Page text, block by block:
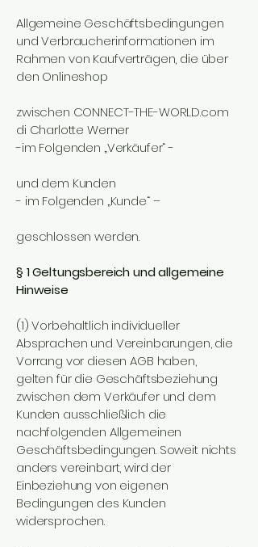
Allgemeine Geschäftsbedingungen
und Verbraucherinformationen im
Rahmen von Kaufverträgen, die über
den Onlineshop
zwischen CONNECT-THE-WORLD.com
di Charlotte Werner
-im Folgenden „Verkäufer“ -
und dem Kunden
- im Folgenden „Kunde“ –
geschlossen werden.
§ 1 Geltungsbereich und allgemeine
Hinweise
(1) Vorbehaltlich individueller
Absprachen und Vereinbarungen, die
Vorrang vor diesen AGB haben,
gelten für die Geschäftsbeziehung
zwischen dem Verkäufer und dem
Kunden ausschließlich die
nachfolgenden Allgemeinen
Geschäftsbedingungen. Soweit nichts
anders vereinbart, wird der
Einbeziehung von eigenen
Bedingungen des Kunden
widersprochen.